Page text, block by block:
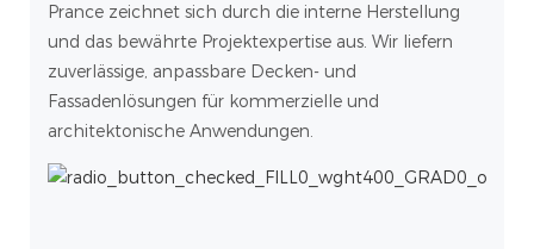
Prance zeichnet sich durch die interne Herstellung
und das bewährte Projektexpertise aus. Wir liefern
zuverlässige, anpassbare Decken- und
Fassadenlösungen für kommerzielle und
architektonische Anwendungen.